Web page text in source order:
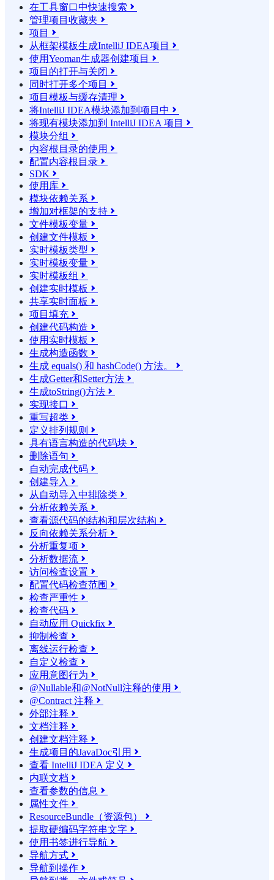
在工具窗口中快速搜索 
管理项目收藏夹 
项目 
从框架模板生成IntelliJ IDEA项目 
使用Yeoman生成器创建项目 
项目的打开与关闭 
同时打开多个项目 
项目模板与缓存清理 
将IntelliJ IDEA模块添加到项目中 
将现有模块添加到 IntelliJ IDEA 项目 
模块分组 
内容根目录的使用 
配置内容根目录 
SDK 
使用库 
模块依赖关系 
增加对框架的支持 
文件模板变量 
创建文件模板 
实时模板类型 
实时模板变量 
实时模板组 
创建实时模板 
共享实时面板 
项目填充 
创建代码构造 
使用实时模板 
生成构造函数 
生成 equals() 和 hashCode() 方法。 
生成Getter和Setter方法 
生成toString()方法 
实现接口 
重写超类 
定义排列规则 
具有语言构造的代码块 
删除语句 
自动完成代码 
创建导入 
从自动导入中排除类 
分析依赖关系 
查看源代码的结构和层次结构 
反向依赖关系分析 
分析重复项 
分析数据流 
访问检查设置 
配置代码检查范围 
检查严重性 
检查代码 
自动应用 Quickfix 
抑制检查 
离线运行检查 
自定义检查 
应用意图行为 
@Nullable和@NotNull注释的使用 
@Contract 注释 
外部注释 
文档注释 
创建文档注释 
生成项目的JavaDoc引用 
查看 IntelliJ IDEA 定义 
内联文档 
查看参数的信息 
属性文件 
ResourceBundle（资源包） 
提取硬编码字符串文字 
使用书签进行导航 
导航方式 
导航到操作 